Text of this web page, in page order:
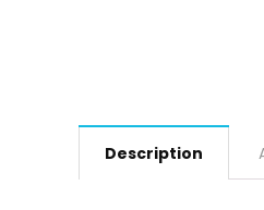
Description